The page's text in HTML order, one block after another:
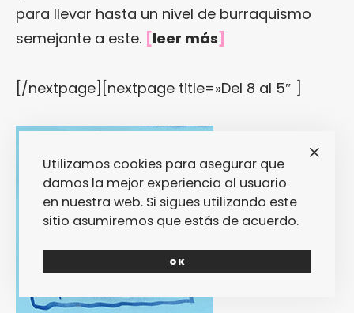
para llevar hasta un nivel de burraquismo
semejante a este. [leer más]
[/nextpage][nextpage title=»Del 8 al 5″ ]
8. EP, de
Utilizamos cookies para asegurar que
damos la mejor experiencia al usuario
en nuestra web. Si sigues utilizando este
sitio asumiremos que estás de acuerdo.
OK